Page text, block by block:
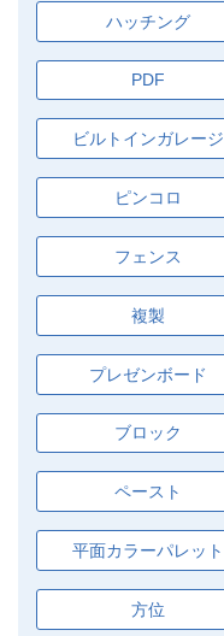
ハッチング
PDF
ビルトインガレージ
ピンコロ
フェンス
複製
プレゼンボード
ブロック
ペースト
平面カラーパレット
方位